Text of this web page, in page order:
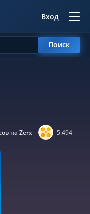
Вход
Поиск
на Zerx 5.494